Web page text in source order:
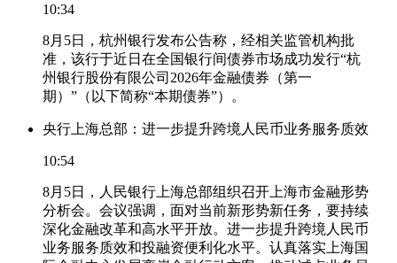
10:34
8月5日，杭州银行发布公告称，经相关监管机构批
准，该行于近日在全国银行间债券市场成功发行“杭
州银行股份有限公司2026年金融债券（第一
期）”（以下简称“本期债券”）。
央行上海总部：进一步提升跨境人民币业务服务质效
10:54
8月5日，人民银行上海总部组织召开上海市金融形势
分析会。会议强调，面对当前新形势新任务，要持续
深化金融改革和高水平开放。进一步提升跨境人民币
业务服务质效和投融资便利化水平。认真落实上海国